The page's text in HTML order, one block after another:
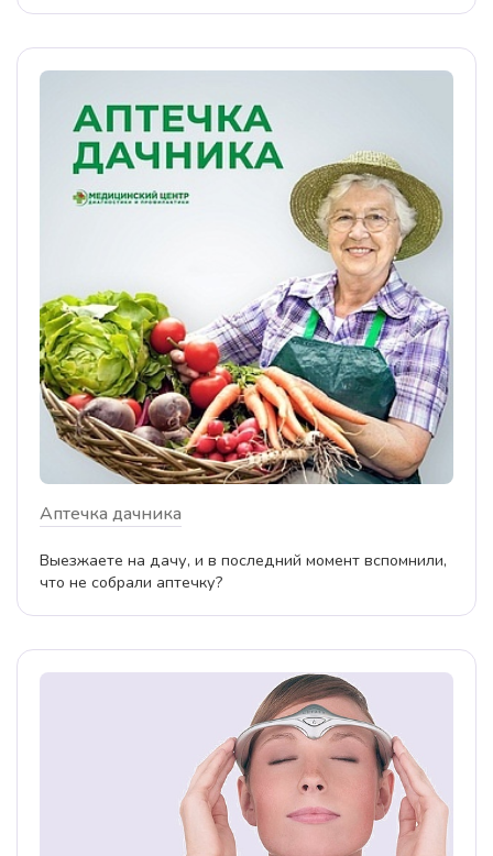
Аптечка дачника
Выезжаете на дачу, и в последний момент вспомнили,
что не собрали аптечку?